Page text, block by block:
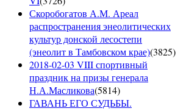
Скоробогатов А.М. Ареал
распространения энеолитических
культур донской лесостепи
(энеолит в Тамбовском крае)(3825)
2018-02-03 VIII спортивный
праздник на призы генерала
Н.А.Масликова(5814)
ГАВАНЬ ЕГО СУДЬБЫ.